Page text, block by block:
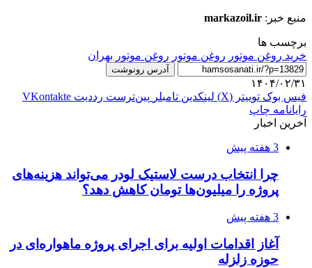
منبع خبر: markazoil.ir
برچسب ها
خرید روغن موتور روغن موتور روغن موتور بهران
آدرس رونوشت
۱۴۰۴/۰۲/۳۱
فیس بوک توییتر (X) لینکدین ‫تامبلر ‫پین‌ترست ‫رددیت ‫VKontakte
رایانامه چاپ
آخرین اخبار
3 هفته پیش
چرا انتخاب درست لاستیک لودر می‌تواند هزینه‌های
پروژه را میلیون‌ها تومان کاهش دهد؟
3 هفته پیش
آغاز اقدامات اولیه برای اجرای پروژه ماهواره‌ای در
حوزه زلزله